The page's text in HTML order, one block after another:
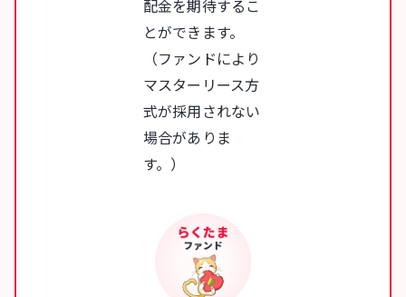
配金を期待するこ
とができます。
（ファンドにより
マスターリース方
式が採用されない
場合がありま
す。）